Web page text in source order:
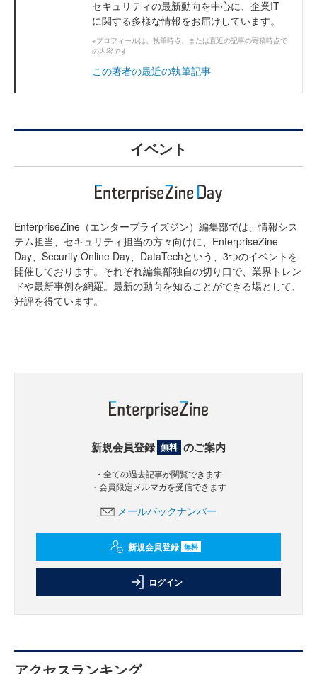
セキュリティの最新動向を中心に、企業IT
に関する多様な情報をお届けしています。
※プロフィールは、執筆時点、または直近の記事の寄稿時点で
の内容です
この著者の最近の執筆記事
イベント
EnterpriseZine（エンタープライズジン）編集部では、情報シス
テム担当、セキュリティ担当の方々向けに、EnterpriseZine
Day、Security Online Day、DataTechという、3つのイベントを
開催しております。それぞれ編集部独自の切り口で、業界トレン
ドや最新事例を網羅。最新の動向を知ることができる場として、
好評を得ています。
新規会員登録 無料 のご案内
・全ての過去記事が閲覧できます
・会員限定メルマガを受信できます
メールバックナンバー
新規会員登録 無料
ログイン
アクセスランキング